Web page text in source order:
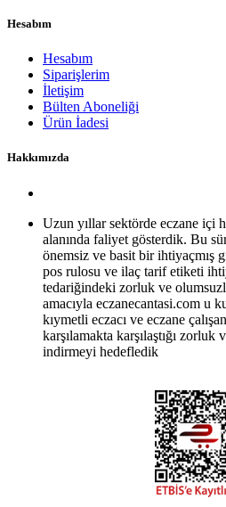
Hesabım
Hesabım
Siparişlerim
İletişim
Bülten Aboneliği
Ürün İadesi
Hakkımızda
Uzun yıllar sektörde eczane içi
alanında faliyet gösterdik. Bu
önemsiz ve basit bir ihtiyaçmış
pos rulosu ve ilaç tarif etiketi
tedariğindeki zorluk ve
amacıyla eczanecantasi.com u
kıymetli eczacı ve eczane
karşılamakta karşılaştığı zorluk
indirmeyi hedefledik